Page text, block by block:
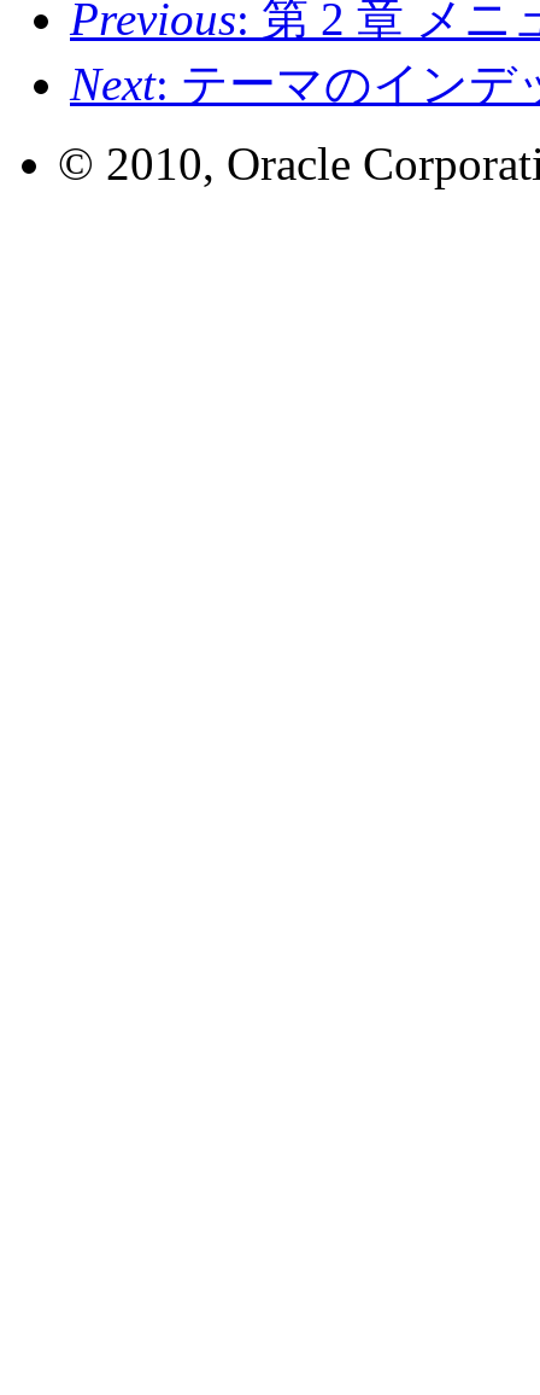
Previous: 第 2 章 メニ
Next: テーマのインデ
© 2010, Oracle